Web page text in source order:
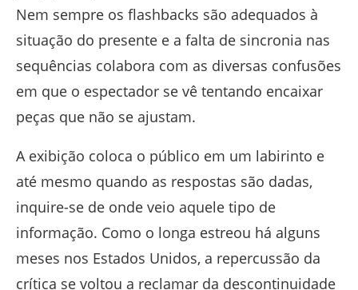
Nem sempre os flashbacks são adequados à
situação do presente e a falta de sincronia nas
sequências colabora com as diversas confusões
em que o espectador se vê tentando encaixar
peças que não se ajustam.
A exibição coloca o público em um labirinto e
até mesmo quando as respostas são dadas,
inquire-se de onde veio aquele tipo de
informação. Como o longa estreou há alguns
meses nos Estados Unidos, a repercussão da
crítica se voltou a reclamar da descontinuidade